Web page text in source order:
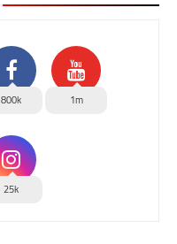
1m
800k
25k